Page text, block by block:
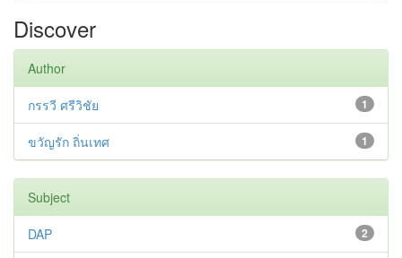
Discover
Author
1
กรรวี ศรีวิชัย
1
ขวัญรัก ถิ่นเทศ
Subject
2
DAP